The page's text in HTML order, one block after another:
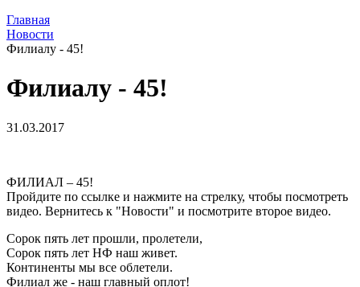
Главная
Новости
Филиалу - 45!
Филиалу - 45!
31.03.2017
ФИЛИАЛ – 45!
Пройдите по ссылке и нажмите на стрелку, чтобы посмотреть
видео. Вернитесь к "Новости" и посмотрите второе видео.
Сорок пять лет прошли, пролетели,
Сорок пять лет НФ наш живет.
Континенты мы все облетели.
Филиал же - наш главный оплот!